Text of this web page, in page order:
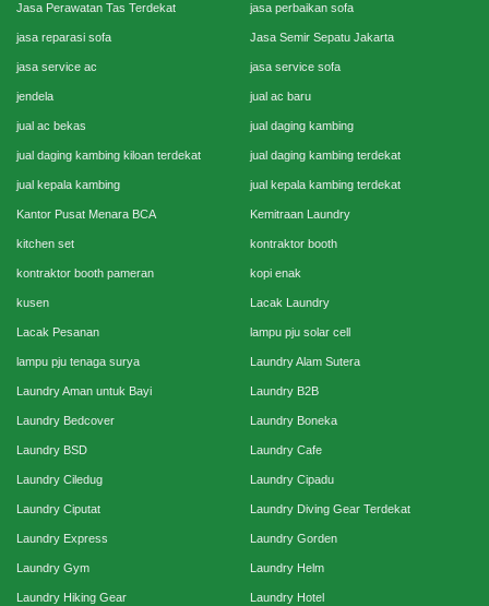
Jasa Perawatan Tas Terdekat jasa perbaikan sofa
jasa reparasi sofa Jasa Semir Sepatu Jakarta
jasa service ac jasa service sofa
jendela jual ac baru
jual ac bekas jual daging kambing
jual daging kambing kiloan terdekat jual daging kambing terdekat
jual kepala kambing jual kepala kambing terdekat
Kantor Pusat Menara BCA Kemitraan Laundry
kitchen set kontraktor booth
kontraktor booth pameran kopi enak
kusen Lacak Laundry
Lacak Pesanan lampu pju solar cell
lampu pju tenaga surya Laundry Alam Sutera
Laundry Aman untuk Bayi Laundry B2B
Laundry Bedcover Laundry Boneka
Laundry BSD Laundry Cafe
Laundry Ciledug Laundry Cipadu
Laundry Ciputat Laundry Diving Gear Terdekat
Laundry Express Laundry Gorden
Laundry Gym Laundry Helm
Laundry Hiking Gear Laundry Hotel